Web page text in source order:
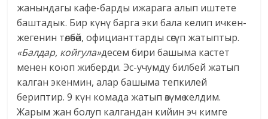
жанындагы кафе-барды ижарага алып иштете
баштадык. Бир күнү барга эки бала келип ичкен-
жегенин төлөбөй, официанттарды сөгүп жатыптыр.
«Балдар, койгула»десем бири башыма кастет
менен коюп жиберди. Эс-учумду билбей жатып
калган экенмин, алар башыма тепкилей
бериптир. 9 күн комада жатып өзүмө келдим.
Жарым жан болуп калгандан кийин эч кимге